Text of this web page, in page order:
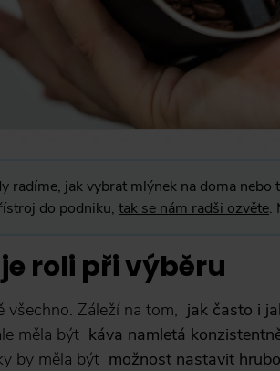
radíme, jak vybrat mlýnek na doma nebo
do podniku, tak se nám radši ozvěte.
roli při výběru
všechno. Záleží na tom, jak často i
měla být káva namletá
by měla být možnost nastavit